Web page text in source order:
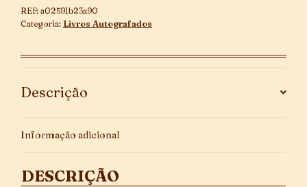
quantidade
REF: a02591b23a90
Categoria: Livros Autografados
Descrição
Informação adicional
DESCRIÇÃO